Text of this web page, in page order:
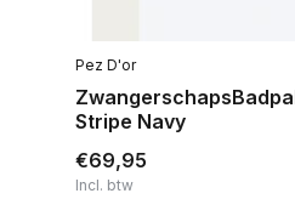
Pez D'or
Stripe Navy
€69,95
Incl. btw